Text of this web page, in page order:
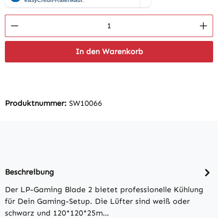
Produkt Anzahl: Gib den gewünschten
In den Warenkorb
Produktnummer: SW10066
Beschreibung
Der LP-Gaming Blade 2 bietet professionelle Kühlung
für Dein Gaming-Setup. Die Lüfter sind weiß oder
schwarz und 120*120*25m…